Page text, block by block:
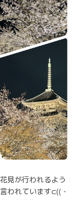
見が行われるよう
われています⊂((・